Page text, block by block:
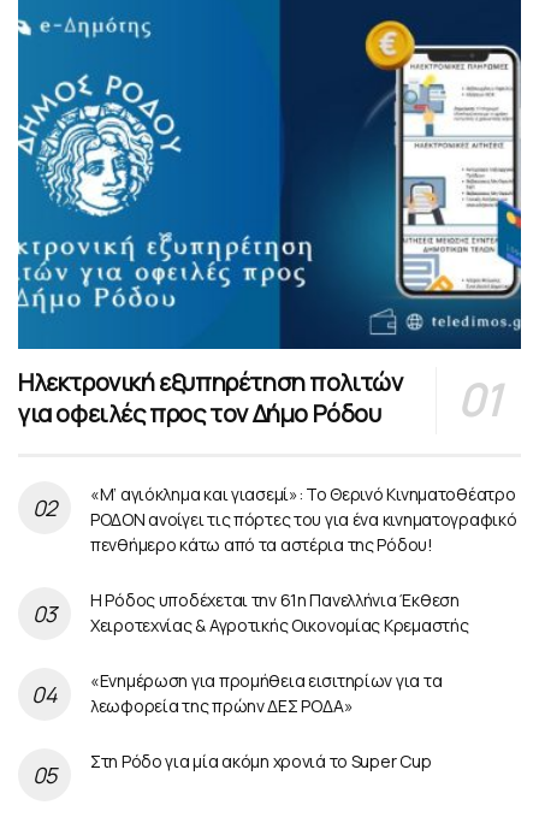
Ηλεκτρονική εξυπηρέτηση πολιτών
για οφειλές προς τον Δήμο Ρόδου
«Μ’ αγιόκλημα και γιασεμί»: Το Θερινό Κινηματοθέατρο
ΡΟΔΟΝ ανοίγει τις πόρτες του για ένα κινηματογραφικό
πενθήμερο κάτω από τα αστέρια της Ρόδου!
Η Ρόδος υποδέχεται την 61η Πανελλήνια Έκθεση
Χειροτεχνίας & Αγροτικής Οικονομίας Κρεμαστής
«Ενημέρωση για προμήθεια εισιτηρίων για τα
λεωφορεία της πρώην ΔΕΣ ΡΟΔΑ»
Στη Ρόδο για μία ακόμη χρονιά το Super Cup